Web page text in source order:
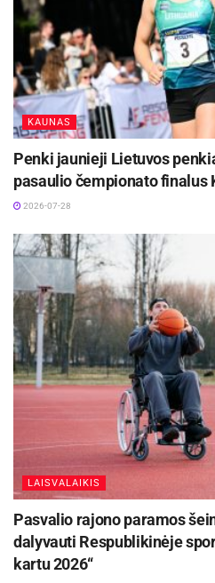
KAUNAS
Penki jaunieji Lietuvos
pasaulio čempionato finalus
2026-07-28
LAISVALAIKIS
Pasvalio rajono paramos
dalyvauti Respublikinėje
kartu 2026“